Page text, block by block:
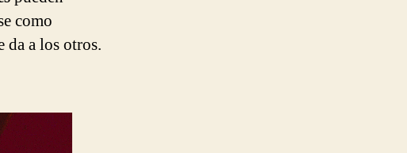
como
da a los otros.